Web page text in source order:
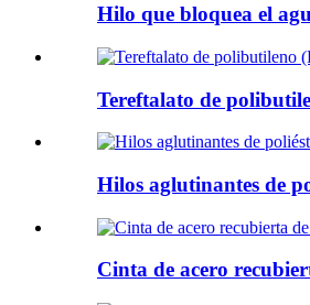
Hilo que bloquea el
Tereftalato de
Hilos aglutinantes de
Cinta de acero